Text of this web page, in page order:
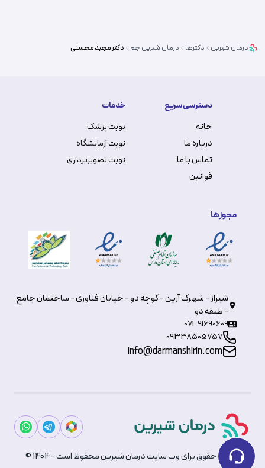
درمان شیرین دکترها درمان شیرین جم دکترمجید محسنی
دسترسی سریع
خانه
درباره ما
تماس با ما
قوانین
خدمات
نوبت پزشک
نوبت آزمایشگاه
نوبت تصویربرداری
مجوزها
شیراز - شهرک آرین - کوچه دو - خیابان فناوری - ساختمان جامع
- طبقه دو
071-91690609
09338505757
info@darmanshirin.com
© تمامی حقوق برای وب سایت درمان شیرین محفوظ است - 1404